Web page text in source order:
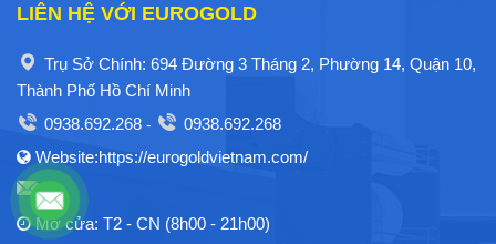
LIÊN HỆ VỚI EUROGOLD
Trụ Sở Chính: 694 Đường 3 Tháng 2, Phường 14, Quận 10,
Thành Phố Hồ Chí Minh
0938.692.268 -
0938.692.268
Website:https://eurogoldvietnam.com/
Mở cửa: T2 - CN (8h00 - 21h00)